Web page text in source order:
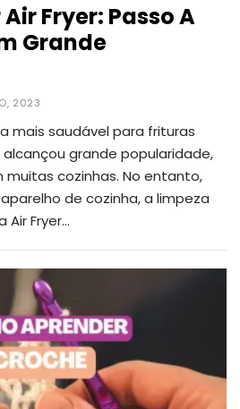
Fryer: Passo A
Grande
2023
mais saudável para frituras
alcançou grande popularidade,
cozinhas. No entanto,
de cozinha, a limpeza
Air Fryer…